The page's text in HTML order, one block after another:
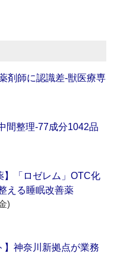
剤師に認識差‐獣医療専
間整理‐77成分1042品
】「ロゼレム」OTC化
える睡眠改善薬
)
】神奈川新拠点が業務